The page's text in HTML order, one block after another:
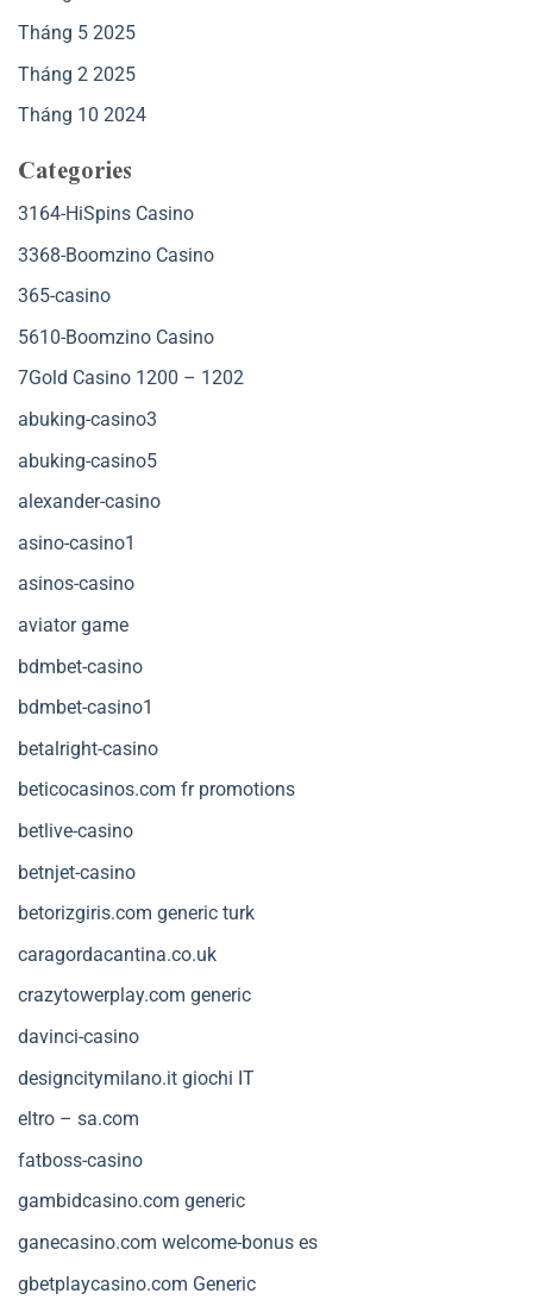
Tháng 5 2025
Tháng 2 2025
Tháng 10 2024
Categories
3164-HiSpins Casino
3368-Boomzino Casino
365-casino
5610-Boomzino Casino
7Gold Casino 1200 – 1202
abuking-casino3
abuking-casino5
alexander-casino
asino-casino1
asinos-casino
aviator game
bdmbet-casino
bdmbet-casino1
betalright-casino
beticocasinos.com fr promotions
betlive-casino
betnjet-casino
betorizgiris.com generic turk
caragordacantina.co.uk
crazytowerplay.com generic
davinci-casino
designcitymilano.it giochi IT
eltro – sa.com
fatboss-casino
gambidcasino.com generic
ganecasino.com welcome-bonus es
gbetplaycasino.com Generic